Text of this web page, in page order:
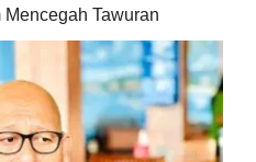
Tawuran